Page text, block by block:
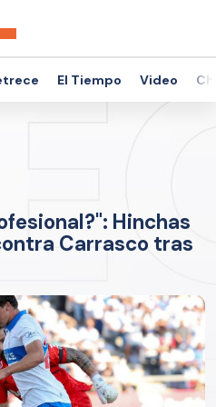
El Tiempo Video
Hinchas
Carrasco tras